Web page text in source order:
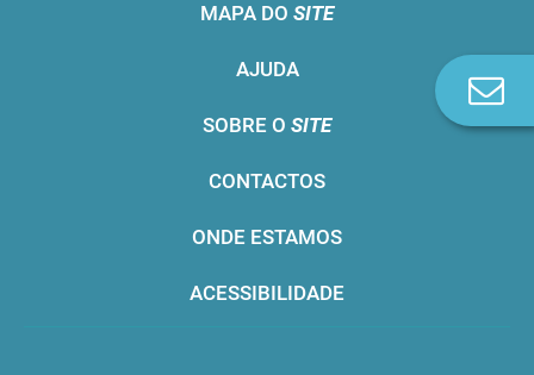
MAPA DO SITE
AJUDA
SOBRE O SITE
CONTACTOS
ONDE ESTAMOS
ACESSIBILIDADE